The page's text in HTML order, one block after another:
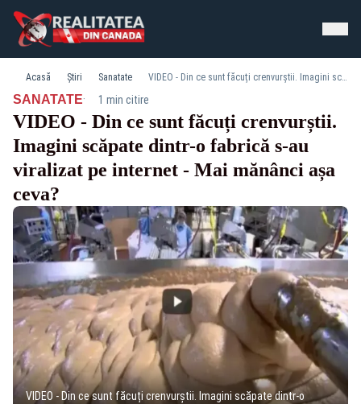
Acasă Știri Sanatate VIDEO - Din ce sunt făcuți crenvurștii. Imagini scăpate dintr-o fabrică s-au viralizat pe internet - Mai mănânci așa ceva?
SANATATE· 1 min citire
VIDEO - Din ce sunt făcuți crenvurștii.
Imagini scăpate dintr-o fabrică s-au
viralizat pe internet - Mai mănânci așa
ceva?
VIDEO - Din ce sunt făcuți crenvurștii. Imagini scăpate dintr-o